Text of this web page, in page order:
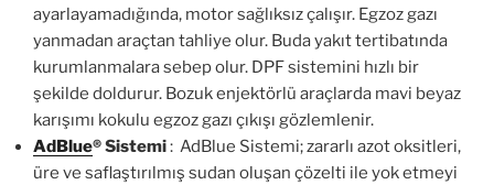
ayarlayamadığında, motor sağlıksız çalışır. Egzoz gazı
yanmadan araçtan tahliye olur. Buda yakıt tertibatında
kurumlanmalara sebep olur. DPF sistemini hızlı bir
şekilde doldurur. Bozuk enjektörlü araçlarda mavi beyaz
karışımı kokulu egzoz gazı çıkışı gözlemlenir.
AdBlue®Sistemi: AdBlue Sistemi; zararlı azot oksitleri,
üre ve saflaştırılmış sudan oluşan çözelti ile yok etmeyi